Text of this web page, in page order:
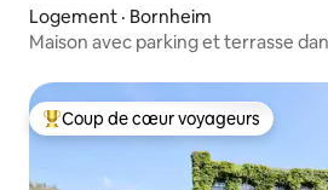
Logement · Bornheim
Maison avec parking et terrasse
Coup de cœur voyageurs parmi les
Coup de cœur voyageurs